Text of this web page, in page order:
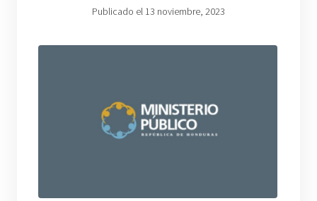
Publicado el 13 noviembre, 2023